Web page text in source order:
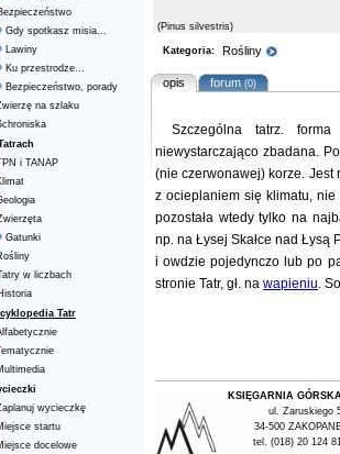
Gdy spotkasz misia...
Lawiny
Ku przestrodze...
Bezpieczeństwo, porady
na szlaku
i TANAP
Gatunki
w liczbach
Tatr
wycieczkę
startu
docelowe
(Pinus silvestris)
Kategoria: Rośliny
opis forum(0)
Szczególna tatrz.
niewystarczająco zbadana.
(nie czerwonawej) korze. Jest
z ocieplaniem się klimatu, nie
pozostała wtedy tylko na
np. na Łysej Skałce nad Łysą
i owdzie pojedynczo lub po
stronie Tatr, gł. na wapieniu.
KSIĘGARNIA
ul. Zaruskiego
34-500
tel. (018) 20 124